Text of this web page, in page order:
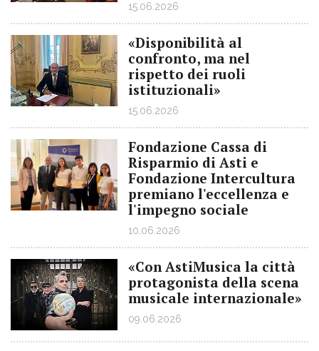
15.06.2026
«Disponibilità al
confronto, ma nel
rispetto dei ruoli
istituzionali»
15.06.2026
Fondazione Cassa di
Risparmio di Asti e
Fondazione Intercultura
premiano l'eccellenza e
l'impegno sociale
10.06.2026
«Con AstiMusica la città
protagonista della scena
musicale internazionale»
09.06.2026